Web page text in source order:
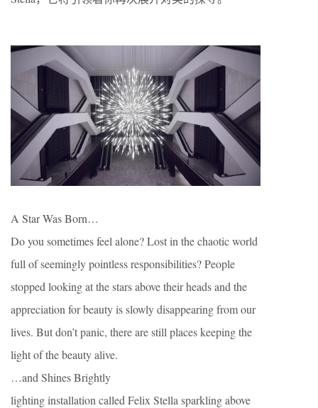
A Star Was Born…
Do you sometimes feel alone? Lost in the chaotic world
full of seemingly pointless responsibilities? People
stopped looking at the stars above their heads and the
appreciation for beauty is slowly disappearing from our
lives. But don’t panic, there are still places keeping the
light of the beauty alive.
…and Shines Brightly
lighting installation called Felix Stella sparkling above